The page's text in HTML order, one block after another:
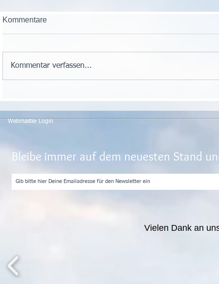
Kommentare
Kommentar verfassen...
Webmaster Login
Bleibe immer auf dem neuesten Stand
Vielen Dank an